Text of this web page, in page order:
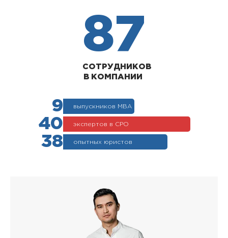
87
СОТРУДНИКОВ
В КОМПАНИИ
9 выпускников МВА
40 экспертов в СРО
38 опытных юристов